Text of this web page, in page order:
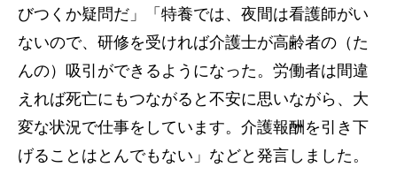
びつくか疑問だ」「特養では、夜間は看護師がい
ないので、研修を受ければ介護士が高齢者の（た
んの）吸引ができるようになった。労働者は間違
えれば死亡にもつながると不安に思いながら、大
変な状況で仕事をしています。介護報酬を引き下
げることはとんでもない」などと発言しました。